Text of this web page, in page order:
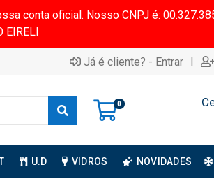
conta oficial. Nosso CNPJ é:
EIRELI
Já é cliente? - Entrar |
0
U.D VIDROS NOVIDADES